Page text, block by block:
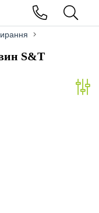
S&T